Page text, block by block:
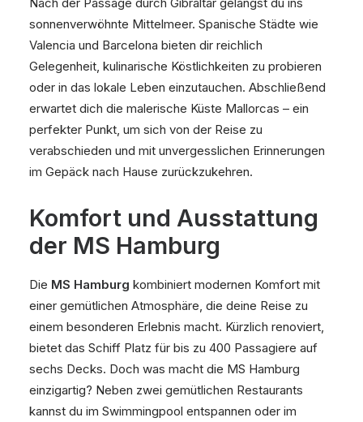
sonnenverwöhnte Mittelmeer. Spanische Städte wie
Valencia und Barcelona bieten dir reichlich
Gelegenheit, kulinarische Köstlichkeiten zu probieren
oder in das lokale Leben einzutauchen. Abschließend
erwartet dich die malerische Küste Mallorcas – ein
perfekter Punkt, um sich von der Reise zu
verabschieden und mit unvergesslichen Erinnerungen
im Gepäck nach Hause zurückzukehren.
Komfort und Ausstattung
der MS Hamburg
Die MS Hamburg kombiniert modernen Komfort mit
einer gemütlichen Atmosphäre, die deine Reise zu
einem besonderen Erlebnis macht. Kürzlich renoviert,
bietet das Schiff Platz für bis zu 400 Passagiere auf
sechs Decks. Doch was macht die MS Hamburg
einzigartig? Neben zwei gemütlichen Restaurants
kannst du im Swimmingpool entspannen oder im